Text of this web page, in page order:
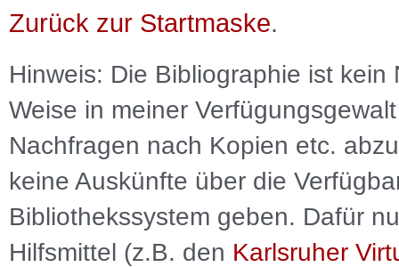
Zurück zur Startmaske.
Hinweis: Die Bibliographie ist kein
Weise in meiner
Nachfragen nach Kopien etc.
keine Auskünfte über die
Bibliothekssystem geben. Dafür
Hilfsmittel (z.B. den Karlsruher